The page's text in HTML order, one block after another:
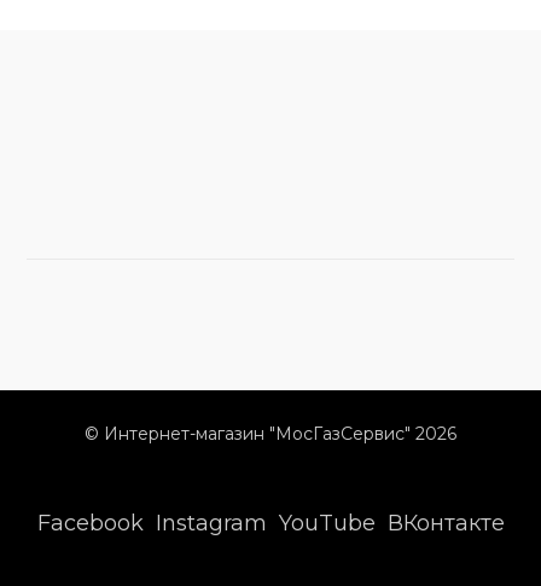
© Интернет-магазин "МосГазСервис" 2026
Facebook Instagram YouTube ВКонтакте